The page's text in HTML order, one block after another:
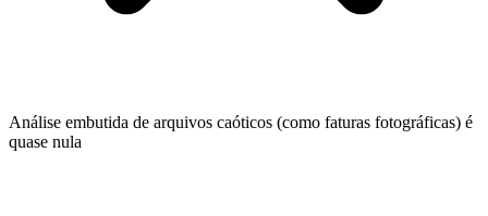
Análise embutida de arquivos caóticos (como faturas fotográficas) é
quase nula